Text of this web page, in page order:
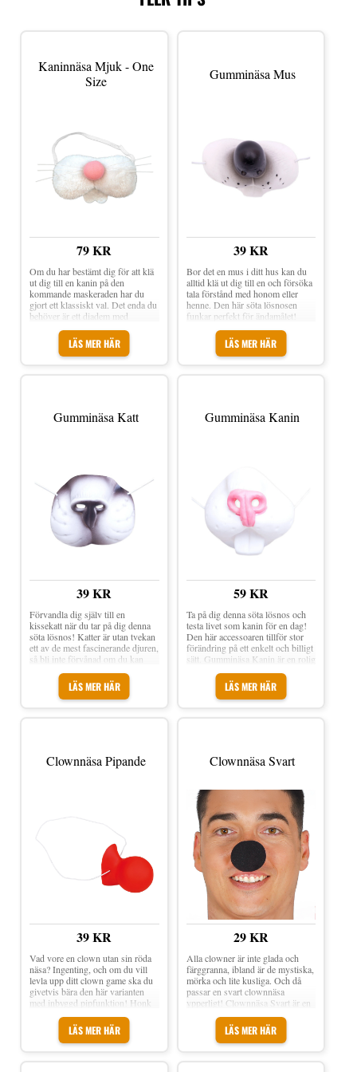
Kaninnäsa Mjuk - One
Size
79 KR
LÄS MER HÄR
Om du har bestämt dig för att klä
ut dig till en kanin på den
kommande maskeraden har du
gjort ett klassiskt val. Det enda du
behöver är ett diadem med
vill sminka en kaninnos i ansiktet
kan du istället använda dig av den
här mjuka lösnosen som du enkelt
fästa runt huvudet. Den kan
VARNING! Ej lämplig för barn
under 3 år. Innehåller smådelar.
Kvävningsrisk. VARNING!
Innehåller långt snöre – risk för
strypning
Gumminäsa Mus
39 KR
LÄS MER HÄR
Bor det en mus i ditt hus kan du
alltid klä ut dig till en och försöka
tala förstånd med honom eller
henne. Den här söta lösnosen
funkar perfekt för ändamålet!
lösnäsa i form av en vit musnos
med svarta detaljer. Fästes enkelt
med ett diskret, elastiskt band.
Gumminäsa Katt
39 KR
LÄS MER HÄR
Förvandla dig själv till en
kissekatt när du tar på dig denna
söta lösnos! Katter är utan tvekan
ett av de mest fascinerande djuren,
så bli inte förvånad om du kan
fram smådjur när du bär denna.
Gumminäsa Katt är en rolig
lösnäsa i form av en vit kattnos
Gumminäsa Kanin
59 KR
LÄS MER HÄR
Ta på dig denna söta lösnos och
testa livet som kanin för en dag!
Den här accessoaren tillför stor
förändring på ett enkelt och billigt
sätt. Gumminäsa Kanin är en rolig
med rosa näsa och stora
gnagartänder. Fästes enkelt med
ett diskret, elastiskt band. Storlek:
Clownnäsa Pipande
39 KR
LÄS MER HÄR
Vad vore en clown utan sin röda
näsa? Ingenting, och om du vill
levla upp ditt clown game ska du
givetvis bära den här varianten
med inbyggd pipfunktion! Honk
lustig liten accessoar som utgör en
stor del av clownens repertoar.
Kläm på näsan för att ge ifrån dig
Clownnäsa Svart
29 KR
LÄS MER HÄR
Alla clowner är inte glada och
färggranna, ibland är de mystiska,
mörka och lite kusliga. Och då
passar en svart clownnäsa
ypperligt! Clownnäsa Svart är en
som du klämmer fast på din nästa
för att få den där klasisska
clownlooken. Allt du behöver